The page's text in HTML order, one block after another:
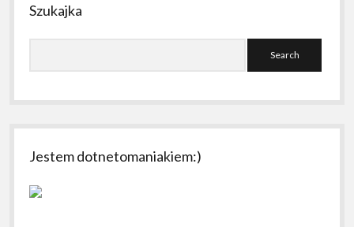
Szukajka
Jestem dotnetomaniakiem:)